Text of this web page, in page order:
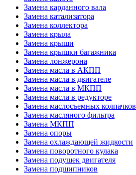
Замена карданного вала
Замена катализатора
Замена коллектора
Замена крыла
Замена крыши
Замена крышки багажника
Замена лонжерона
Замена масла в АКПП
Замена масла в двигателе
Замена масла в МКПП
Замена масла в редукторе
Замена маслосъемных колпачков
Замена масляного фильтра
Замена МКПП
Замена опоры
Замена охлаждающей жидкости
Замена поворотного кулака
Замена подушек двигателя
Замена подшипников